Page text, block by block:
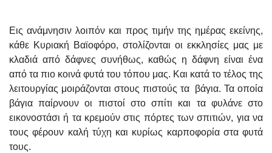
Εις ανάμνησιν λοιπόν και προς τιμήν της ημέρας εκείνης,
κάθε Κυριακή Βαϊοφόρο, στολίζονται οι εκκλησίες μας με
κλαδιά από δάφνες συνήθως, καθώς η δάφνη είναι ένα
από τα πιο κοινά φυτά του τόπου μας. Και κατά το τέλος της
λειτουργίας μοιράζονται στους πιστούς τα βάγια. Τα οποία
βάγια παίρνουν οι πιστοί στο σπίτι και τα φυλάνε στο
εικονοστάσι ή τα κρεμούν στις πόρτες των σπιτιών, για να
τους φέρουν καλή τύχη και κυρίως καρποφορία στα φυτά
τους.